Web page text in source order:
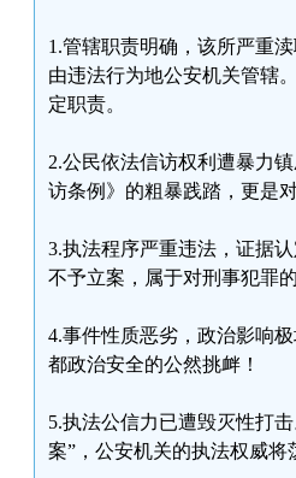
1.管辖职责明确，该所严重
由违法行为地公安机关管辖
定职责。
2.公民依法信访权利遭暴力
访条例》的粗暴践踏，更是
3.执法程序严重违法，证据
不予立案，属于对刑事犯罪
4.事件性质恶劣，政治影响
都政治安全的公然挑衅！
5.执法公信力已遭毁灭性打
案”，公安机关的执法权威将